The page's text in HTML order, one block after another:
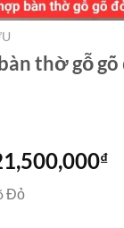
thờ gỗ gõ
gốc
₫
Đỏ